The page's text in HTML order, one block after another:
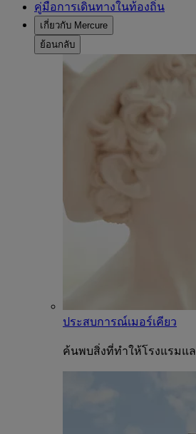
คู่มือการเดินทางในท้องถิ่น
เกี่ยวกับ Mercure
ย้อนกลับ
ประสบการณ์เมอร์เคียว
ค้นพบสิ่งที่ทำให้โรงแรมแล